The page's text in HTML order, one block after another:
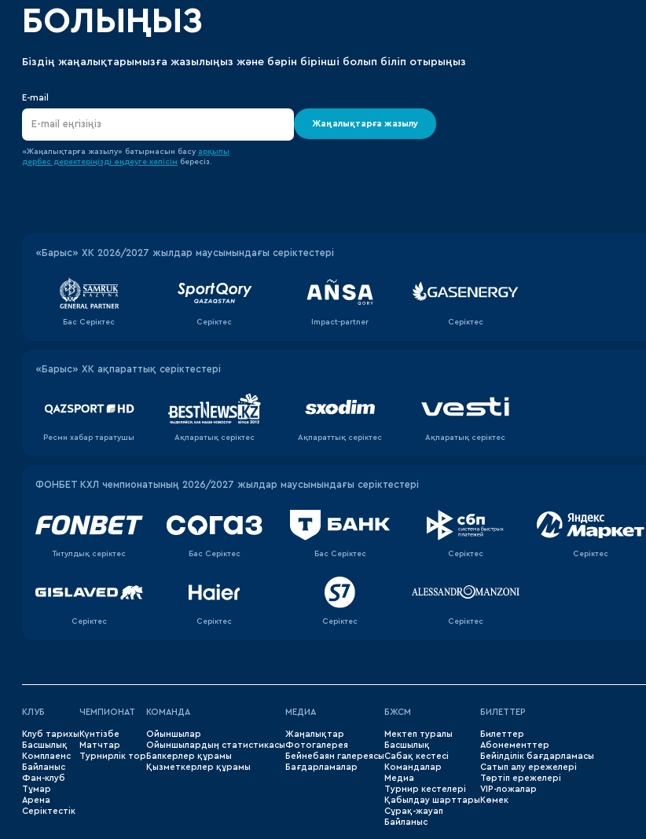
БОЛЫҢЫЗ
Біздің жаңалықтарымызға жазылыңыз және бәрін бірінші болып біліп отырыңыз
E-mail
Жаңалықтарға жазылу
«Жаңалықтарға жазылу» батырмасын басу арқылы
дербес деректеріңізді өңдеуге келісім бересіз.
«‎Барыс»‎ ХК 2026/2027 жылдар маусымындағы серіктестері
Бас Серіктес Серіктес Impact-partner Серіктес
«Барыс» ХК ақпараттық серіктестері
Ресми хабар таратушы Ақпаратық серiктес Ақпараттық серіктес Ақпаратық серiктес
ФОНБЕТ КХЛ чемпионатының 2026/2027 жылдар маусымындағы серіктестері
Титулдық серіктес Бас Серіктес Бас Серіктес Серіктес Серіктес
Серіктес Серіктес Серіктес Серіктес
КЛУБ
Клуб тарихы
Басшылық
Комплаенс
Байланыс
Фан-клуб
Тұмар
Арена
Серіктестік
ЧЕМПИОНАТ
Күнтізбе
Матчтар
Турнирлік тор
КОМАНДА
Ойыншылар
Ойыншылардың статистикасы
Бапкерлер құрамы
Қызметкерлер құрамы
МЕДИА
Жаңалықтар
Фотогалерея
Бейнебаян галереясы
Бағдарламалар
БЖСМ
Мектеп туралы
Басшылық
Сабақ кестесі
Командалар
Медиа
Турнир кестелері
Қабылдау шарттары
Сұрақ-жауап
Байланыс
БИЛЕТТЕР
Билеттер
Абонементтер
Бейілділік бағдарламасы
Сатып алу ережелері
Тәртіп ережелері
VIP-ложалар
Көмек